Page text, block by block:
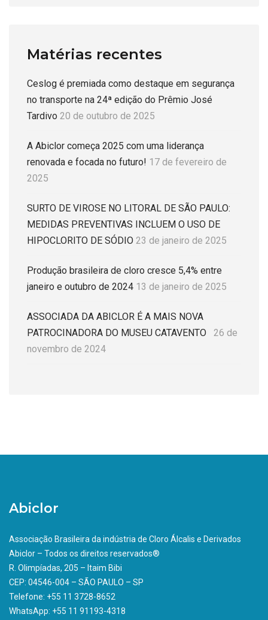
Matérias recentes
Ceslog é premiada como destaque em segurança
no transporte na 24ª edição do Prêmio José
Tardivo 20 de outubro de 2025
A Abiclor começa 2025 com uma liderança
renovada e focada no futuro! 17 de fevereiro de
2025
SURTO DE VIROSE NO LITORAL DE SÃO PAULO:
MEDIDAS PREVENTIVAS INCLUEM O USO DE
HIPOCLORITO DE SÓDIO 23 de janeiro de 2025
Produção brasileira de cloro cresce 5,4% entre
janeiro e outubro de 2024 13 de janeiro de 2025
ASSOCIADA DA ABICLOR É A MAIS NOVA
PATROCINADORA DO MUSEU CATAVENTO
26 de
novembro de 2024
Abiclor
Associação Brasileira da indústria de Cloro Álcalis e Derivados
Abiclor – Todos os direitos reservados®
R. Olimpíadas, 205 – Itaim Bibi
CEP: 04546-004 – SÃO PAULO – SP
Telefone: +55 11 3728-8652
WhatsApp: +55 11 91193-4318